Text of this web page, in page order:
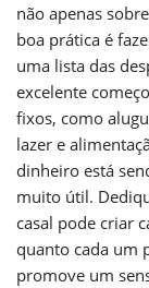
não apenas
boa prática é
uma lista das
excelente
fixos, como
lazer e
dinheiro está
muito útil.
casal pode criar
quanto cada um
promove um